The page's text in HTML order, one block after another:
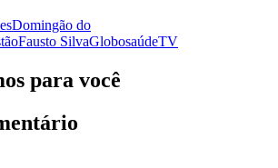
Domingão do
Fausto SilvaGlobosaúdeTV
para você